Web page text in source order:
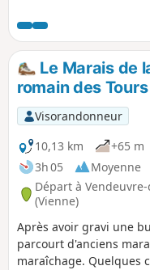
Léger-la-Palu qui fut
durant la deuxième
remaniée au XVe
classement au titre
depuis le 24 janvier
visiter les vignes de nos
admirer les paysages de
circuit est balisé en
déléguée de Marigny-
Le Marais de
romain des
Visorandonneur
10,13 km
+65 m
3h 05
Moyenne
Départ à
(Vienne)
Après avoir gravi une
parcourt d'anciens
maraîchage. Quelques